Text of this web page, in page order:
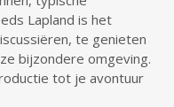
Lapland is het
te genieten
bijzondere omgeving.
tot je avontuur